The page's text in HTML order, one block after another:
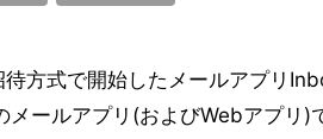
方式で開始したメールアプリ
ールアプリ(およびWebアプリ)